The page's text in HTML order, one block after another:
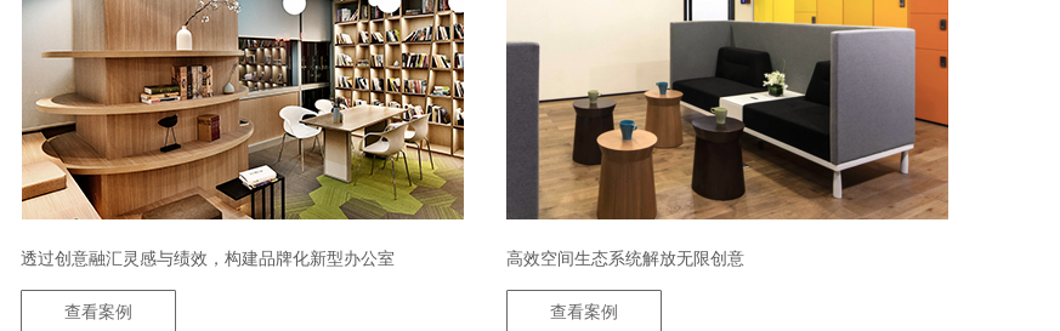
透过创意融汇灵感与绩效，构建品牌化新型办公室 高效空间生态系统解放无限创意
查看案例
查看案例